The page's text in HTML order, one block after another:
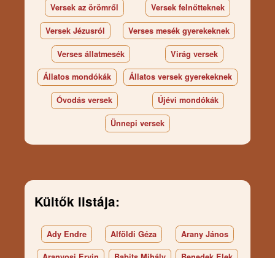
Versek az örömről Versek felnőtteknek
Versek Jézusról Verses mesék gyerekeknek
Verses állatmesék Virág versek
Állatos mondókák Állatos versek gyerekeknek
Óvodás versek Újévi mondókák
Ünnepi versek
Kültők listája:
Ady Endre Alföldi Géza Arany János